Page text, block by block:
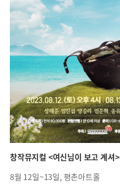
창작뮤지컬 <여신님이 보고 계셔>
8월 12일~13일, 평촌아트홀